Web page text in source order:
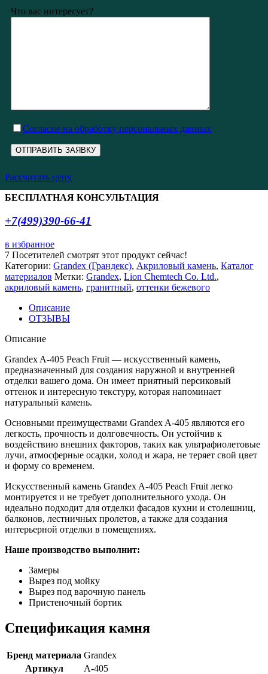
Что вас интересует?
Cогласие на обработку персональных данных
Рассчитать цену
БЕСПЛАТНАЯ КОНСУЛЬТАЦИЯ
+7(499)390-66-41
в избранное
7 Посетителей смотрят этот продукт сейчас!
Категории: Grandex (Грандекс), Акриловый камень, Каталог
материалов Метки: Grandex, Lion Chemtech Co. Ltd.,
акриловый камень, гранитный, оттенки бежевого
Описание
ОТЗЫВЫ
Описание
Grandex A-405 Peach Fruit — искусственный камень,
предназначенный для создания наружной и внутренней
отделки вашего дома. Он имеет приятный персиковый
оттенок и интересную текстуру, которая напоминает
натуральный камень.
Основными преимуществами Grandex A-405 являются его
легкость, прочность и долговечность. Он устойчив к
воздействию внешних факторов, таких как ультрафиолетовые
лучи, атмосферные осадки, холод и жара, не теряет свой цвет
и форму со временем.
Искусственный камень Grandex A-405 Peach Fruit легко
монтируется и не требует дополнительного ухода. Он
идеально подходит для отделки фасадов кухни и столешниц,
балконов, лестничных пролетов, а также для создания
интерьерной отделки в помещениях.
Наше производство выполнит:
Замеры
Вырез под мойку
Вырез под варочную панель
Пристеночный бортик
Спецификация камня
Бренд материала Grandex
Артикул
A-405